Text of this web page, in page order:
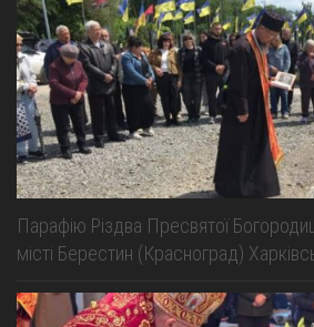
Парафію Різдва Пресвятої
місті Берестин (Красноград)